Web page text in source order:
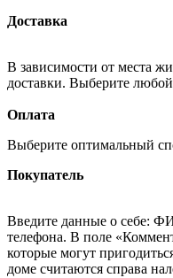
Доставка
В зависимости от места
доставки. Выберите
Оплата
Выберите оптимальный
Покупатель
Введите данные о себе:
телефона. В поле
которые могут
доме считаются справа